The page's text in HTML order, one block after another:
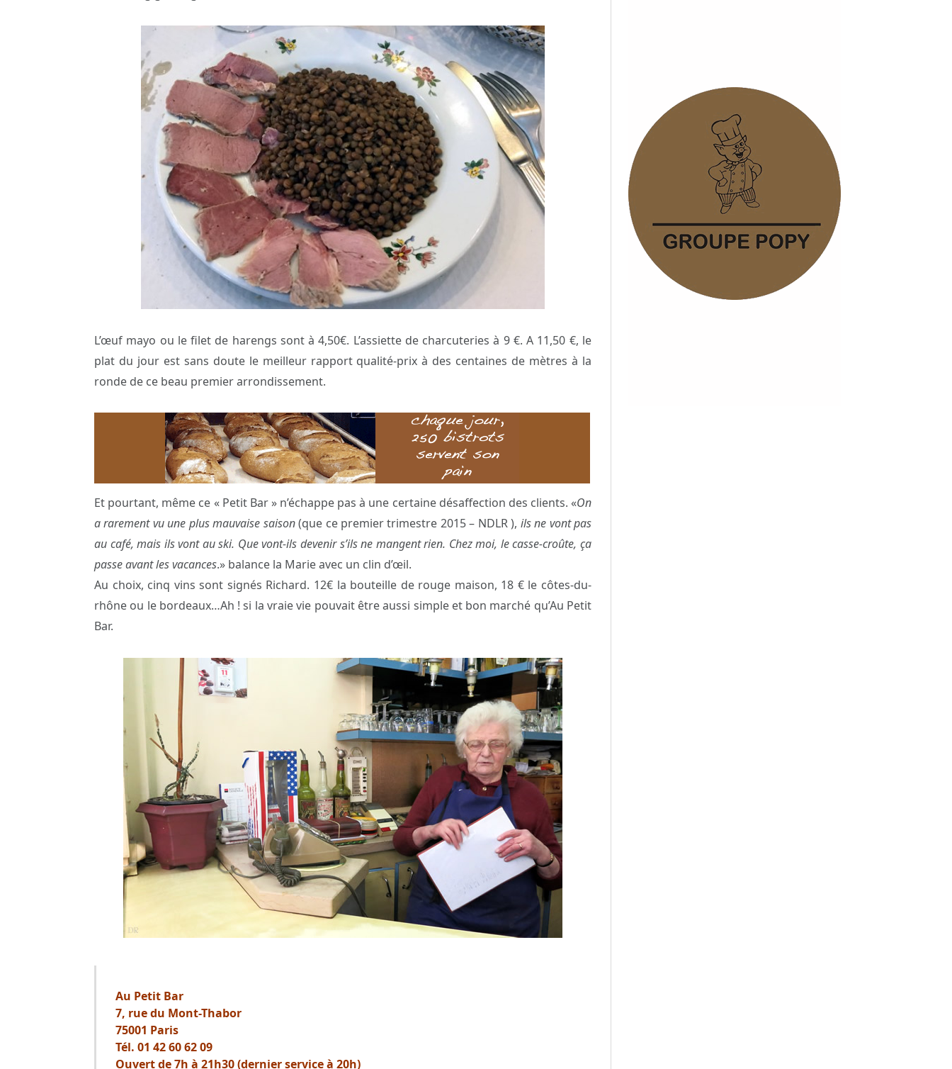
L’œuf mayo ou le filet de harengs sont à 4,50€. L’assiette de charcuteries à 9 €. A 11,50 €, le
plat du jour est sans doute le meilleur rapport qualité-prix à des centaines de mètres à la
ronde de ce beau premier arrondissement.
Et pourtant, même ce « Petit Bar » n’échappe pas à une certaine désaffection des clients. «On
a rarement vu une plus mauvaise saison(que ce premier trimestre 2015 – NDLR ), ils ne vont pas
au café, mais ils vont au ski. Que vont-ils devenir s’ils ne mangent rien. Chez moi, le casse-croûte, ça
passe avant les vacances.» balance la Marie avec un clin d’œil.
Au choix, cinq vins sont signés Richard. 12€ la bouteille de rouge maison, 18 € le côtes-du-
rhône ou le bordeaux…Ah ! si la vraie vie pouvait être aussi simple et bon marché qu’Au Petit
Bar.
Au Petit Bar
7, rue du Mont-Thabor
75001 Paris
Tél. 01 42 60 62 09
Ouvert de 7h à 21h30 (dernier service à 20h)